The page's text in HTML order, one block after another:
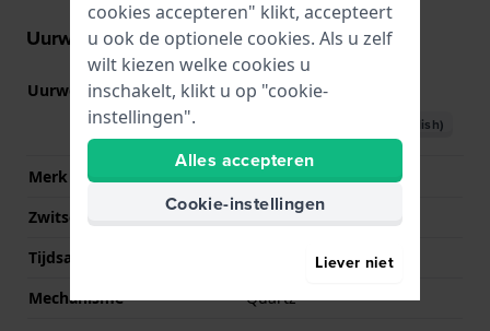
Uurwerk informatie
Uurwerk nr. 515(Bekijk specificaties
Download handboek (English)
Merk uurwerk
Zwitsers uurwerk
Tijdsaanduiding
Mechanisme
Quartz
cookies accepteren" klikt, accepteert
u ook de optionele cookies. Als u zelf
wilt kiezen welke cookies u
inschakelt, klikt u op "cookie-
instellingen".
Alles accepteren
Cookie-instellingen
Liever niet